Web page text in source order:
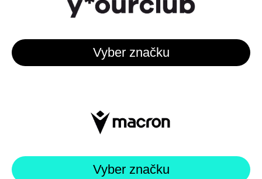
Vyber značku
Vyber značku